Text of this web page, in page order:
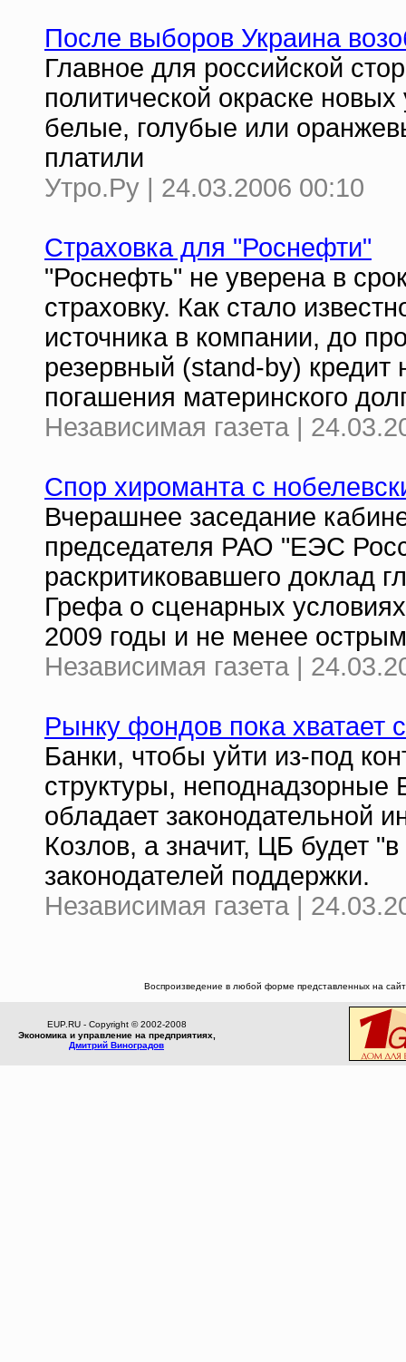
После выборов Украина
Главное для российской
политической окраске
белые, голубые или
платили
Утро.Ру | 24.03.2006 00:10
Страховка для "Роснефти"
"Роснефть" не уверена в
страховку. Как стало
источника в компании, до
резервный (stand-by)
погашения материнского
Независимая газета |
Спор хироманта с
Вчерашнее заседание
председателя РАО "ЕЭС
раскритиковавшего доклад
Грефа о сценарных
2009 годы и не менее
Независимая газета |
Рынку фондов пока хватает
Банки, чтобы уйти из-под
структуры, неподнадзорные
обладает законодательной
Козлов, а значит, ЦБ будет
законодателей поддержки.
Независимая газета |
Воспроизведение в любой форме представленных на
EUP.RU - Copyright © 2002-2008
Экономика и управление на предприятиях,
Дмитрий Виноградов